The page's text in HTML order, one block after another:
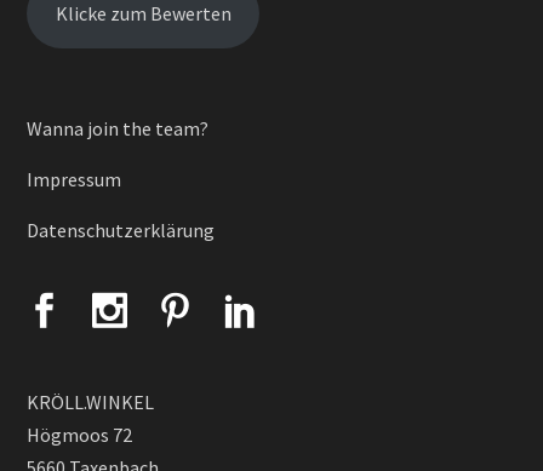
Klicke zum Bewerten
Wanna join the team?
Impressum
Datenschutzerklärung
KRÖLL.WINKEL
Högmoos 72